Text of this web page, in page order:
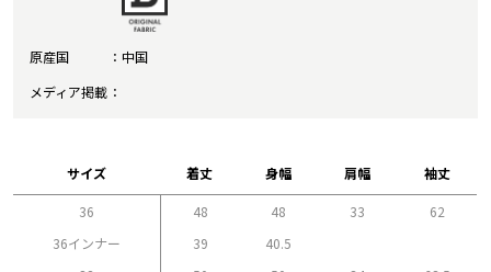
原産国
中国
メディア掲載
サイズ 着丈 身幅 肩幅 袖丈
36 48 48 33
62
36インナー
39
40.5